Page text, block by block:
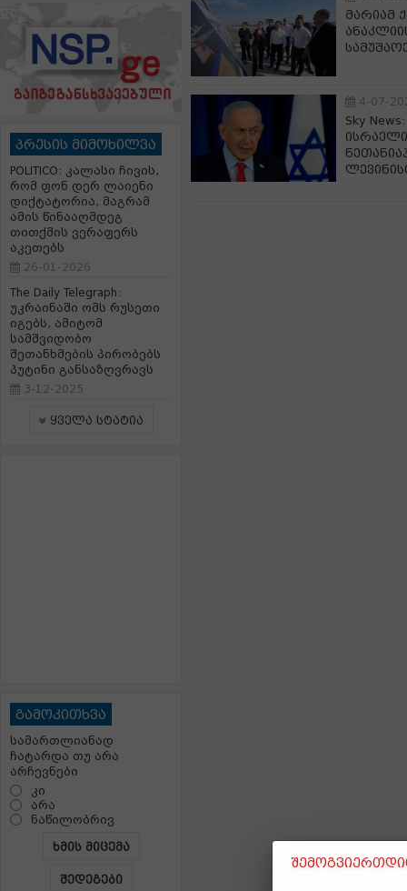
პრესის მიმოხილვა
POLITICO: კალასი ჩივის,
რომ ფონ დერ ლაიენი
დიქტატორია, მაგრამ
ამის წინააღმდეგ
თითქმის ვერაფერს
აკეთებს
26-01-2026
The Daily Telegraph:
უკრაინაში ომს რუსეთი
იგებს, ამიტომ
სამშვიდობო
შეთანხმების პირობებს
პუტინი განსაზღვრავს
3-12-2025
ყველა სტატია
გამოკითხვა
სამართლიანად
ჩატარდა თუ არა
არჩევნები
კი
არა
ნაწილობრივ
ხმის მიცემა
შედეგები
მარიამ
4-07-
Sky